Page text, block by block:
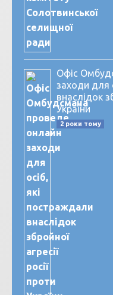
Офіс
заходи для
внаслідок
України
2 роки тому